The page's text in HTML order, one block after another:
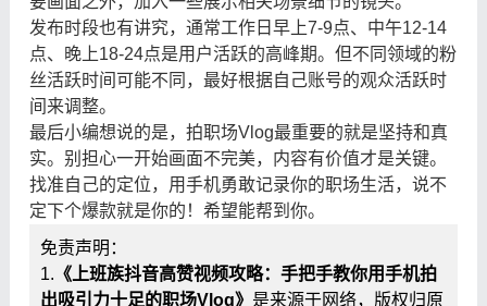
发布时段也有讲究，通常工作日早上7-9点、中午12-14
点、晚上18-24点是用户活跃的高峰期。但不同领域的粉
丝活跃时间可能不同，最好根据自己账号的观众活跃时
间来调整。
最后小编想说的是，拍职场Vlog最重要的就是坚持和真
实。别担心一开始画面不完美，内容有价值才是关键。
找准自己的定位，用手机勇敢记录你的职场生活，说不
定下个爆款就是你的！希望能帮到你。
免责声明：
1. 《上班族抖音高赞视频攻略：手把手教你用手机拍
出吸引力十足的职场Vlog》 是来源于网络，版权归原